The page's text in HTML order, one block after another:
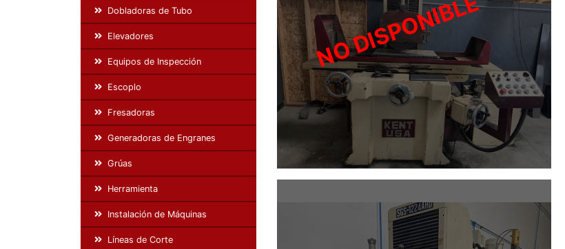
Dobladoras de Tubo
Elevadores
Equipos de Inspección
Escoplo
Fresadoras
Generadoras de Engranes
Grúas
Herramienta
Instalación de Máquinas
Líneas de Corte